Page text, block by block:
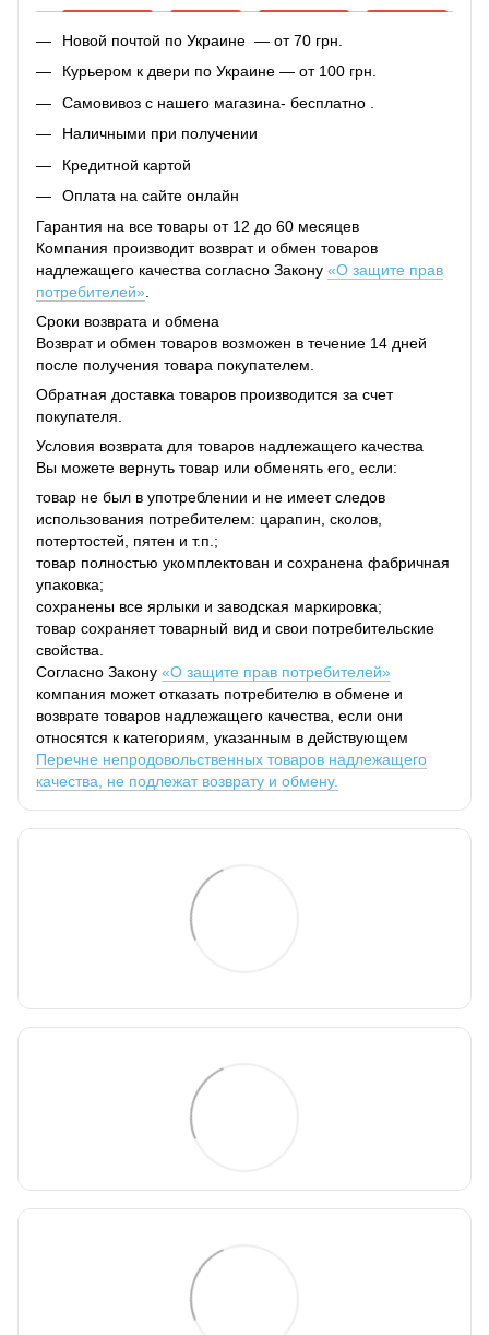
Новой почтой по Украине — от 70 грн.
Курьером к двери по Украине — от 100 грн.
Самовивоз с нашего магазина- бесплатно .
Наличными при получении
Кредитной картой
Оплата на сайте онлайн
Гарантия на все товары от 12 до 60 месяцев
Компания производит возврат и обмен товаров
надлежащего качества согласно Закону «О защите прав
потребителей».
Сроки возврата и обмена
Возврат и обмен товаров возможен в течение 14 дней
после получения товара покупателем.
Обратная доставка товаров производится за счет
покупателя.
Условия возврата для товаров надлежащего качества
Вы можете вернуть товар или обменять его, если:
товар не был в употреблении и не имеет следов
использования потребителем: царапин, сколов,
потертостей, пятен и т.п.;
товар полностью укомплектован и сохранена фабричная
упаковка;
сохранены все ярлыки и заводская маркировка;
товар сохраняет товарный вид и свои потребительские
свойства.
Согласно Закону «О защите прав потребителей»
компания может отказать потребителю в обмене и
возврате товаров надлежащего качества, если они
относятся к категориям, указанным в действующем
Перечне непродовольственных товаров надлежащего
качества, не подлежат возврату и обмену.